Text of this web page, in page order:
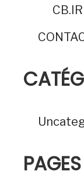
CB.IR
PAGES